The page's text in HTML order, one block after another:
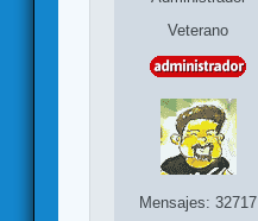
Veterano
Mensajes: 32717